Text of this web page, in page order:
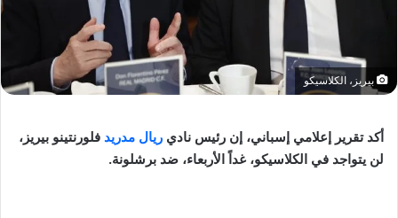
بيريز، الكلاسيكو
أكد تقرير إعلامي إسباني، إن رئيس نادي ريال مدريد فلورنتينو بيريز،
لن يتواجد في الكلاسيكو، غداً الأربعاء، ضد برشلونة.